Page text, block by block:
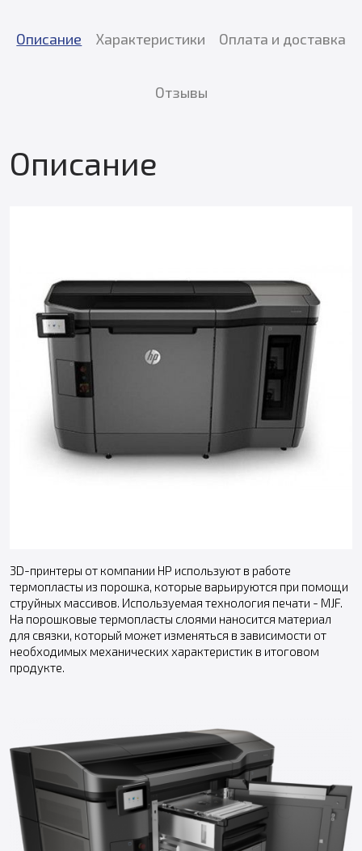
Описание Характеристики Оплата и доставка
Отзывы
Описание
3D-принтеры от компании HP используют в работе
термопласты из порошка, которые варьируются при помощи
струйных массивов. Используемая технология печати - MJF.
На порошковые термопласты слоями наносится материал
для связки, который может изменяться в зависимости от
необходимых механических характеристик в итоговом
продукте.